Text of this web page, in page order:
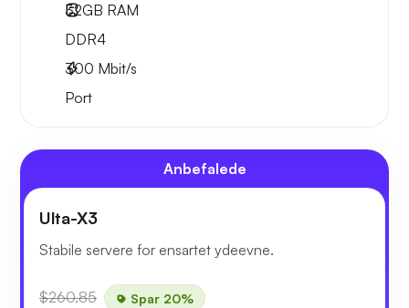
32GB RAM
DDR4
300 Mbit/s
Port
Anbefalede
Ulta-X3
Stabile servere for ensartet ydeevne.
$260.85 Spar 20%